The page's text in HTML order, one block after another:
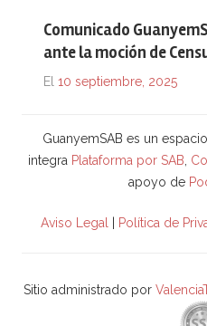
Comunicado
ante la moción de
El 10 septiembre, 2025
GuanyemSAB es un
integra Plataforma por SAB
apoyo de
Aviso Legal Política de
Sitio administrado por